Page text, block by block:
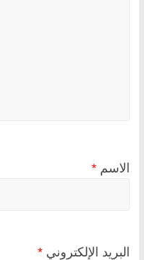
الاسم *
البريد الإلكتروني *